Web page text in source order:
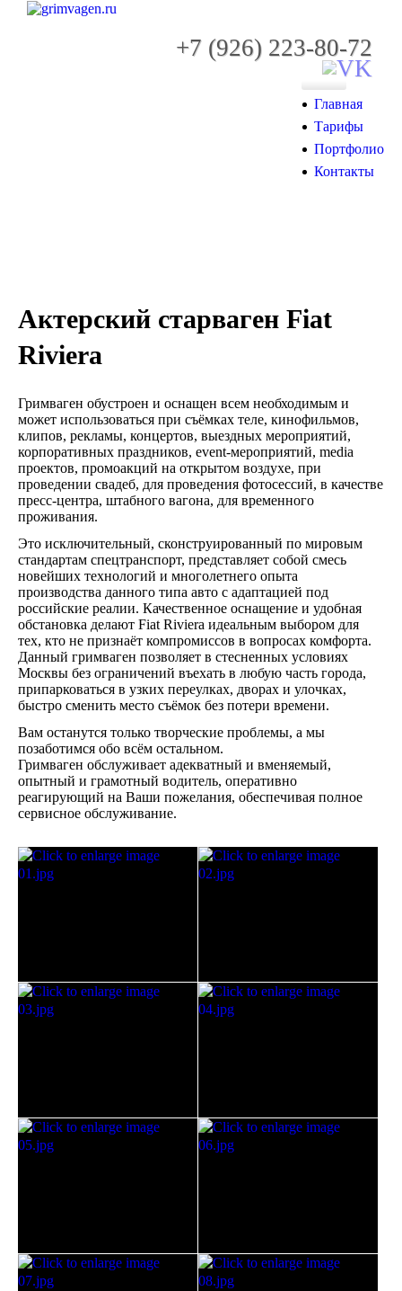
+7 (926) 223-80-72
Главная
Тарифы
Портфолио
Контакты
Актерский старваген Fiat
Riviera
Гримваген обустроен и оснащен всем необходимым и
может использоваться при съёмках теле, кинофильмов,
клипов, рекламы, концертов, выездных мероприятий,
корпоративных праздников, event-мероприятий, media
проектов, промоакций на открытом воздухе, при
проведении свадеб, для проведения фотосессий, в качестве
пресс-центра, штабного вагона, для временного
проживания.
Это исключительный, сконструированный по мировым
стандартам спецтранспорт, представляет собой смесь
новейших технологий и многолетнего опыта
производства данного типа авто с адаптацией под
российские реалии. Качественное оснащение и удобная
обстановка делают Fiat Riviera идеальным выбором для
тех, кто не признаёт компромиссов в вопросах комфорта.
Данный гримваген позволяет в стесненных условиях
Москвы без ограничений въехать в любую часть города,
припарковаться в узких переулках, дворах и улочках,
быстро сменить место съёмок без потери времени.
Вам останутся только творческие проблемы, а мы
позаботимся обо всём остальном.
Гримваген обслуживает адекватный и вменяемый,
опытный и грамотный водитель, оперативно
реагирующий на Ваши пожелания, обеспечивая полное
сервисное обслуживание.